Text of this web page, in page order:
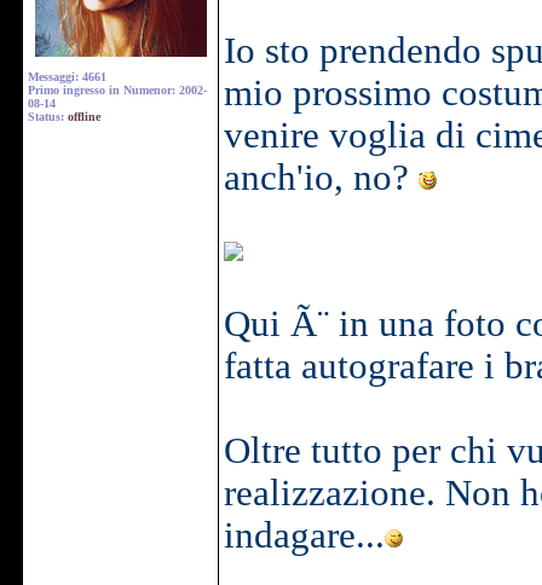
Messaggi: 4661
Primo ingresso in Numenor: 2002-
08-14
Status: offline
Io sto prendendo
mio prossimo
venire voglia di
anch'io, no?
Qui Ã¨ in una foto
fatta autografare i
Oltre tutto per chi
realizzazione. Non
indagare...